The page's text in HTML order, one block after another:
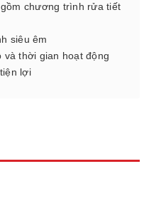
chương trình rửa tiết
siêu êm
và thời gian hoạt động
lợi